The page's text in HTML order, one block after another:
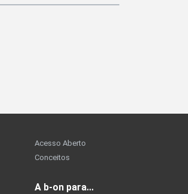
Acesso Aberto
Conceitos
A b-on para...